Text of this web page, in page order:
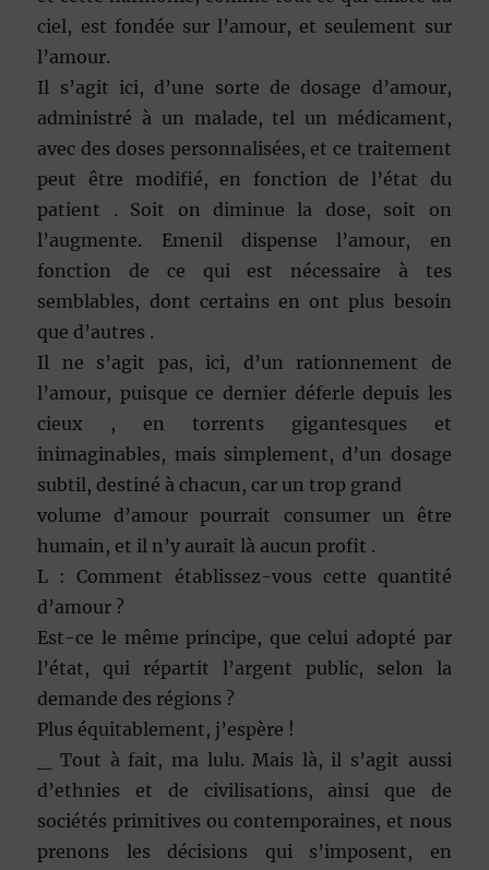
ciel, est fondée sur l’amour, et seulement sur
l’amour.
Il s’agit ici, d’une sorte de dosage d’amour,
administré à un malade, tel un médicament,
avec des doses personnalisées, et ce traitement
peut être modifié, en fonction de l’état du
patient . Soit on diminue la dose, soit on
l’augmente. Emenil dispense l’amour, en
fonction de ce qui est nécessaire à tes
semblables, dont certains en ont plus besoin
que d’autres .
Il ne s’agit pas, ici, d’un rationnement de
l’amour, puisque ce dernier déferle depuis les
cieux , en torrents gigantesques et
inimaginables, mais simplement, d’un dosage
subtil, destiné à chacun, car un trop grand
volume d’amour pourrait consumer un être
humain, et il n’y aurait là aucun profit .
L : Comment établissez-vous cette quantité
d’amour ?
Est-ce le même principe, que celui adopté par
l’état, qui répartit l’argent public, selon la
demande des régions ?
Plus équitablement, j’espère !
_ Tout à fait, ma lulu. Mais là, il s’agit aussi
d’ethnies et de civilisations, ainsi que de
sociétés primitives ou contemporaines, et nous
prenons les décisions qui s’imposent, en